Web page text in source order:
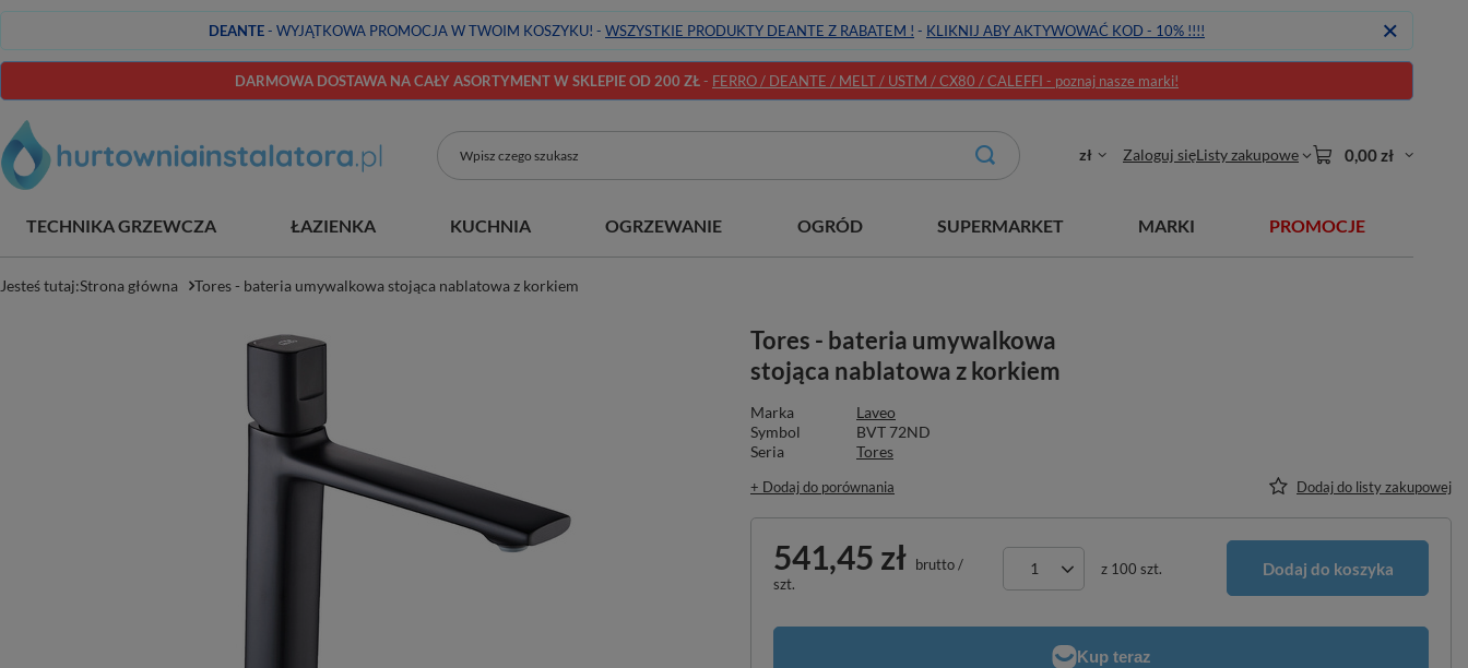
DEANTE- WYJĄTKOWA PROMOCJA W TWOIM KOSZYKU! - WSZYSTKIE PRODUKTY DEANTE Z RABATEM ! - KLIKNIJ ABY AKTYWOWAĆ KOD - 10% !!!!
DARMOWA DOSTAWA NA CAŁY ASORTYMENT W SKLEPIE OD 200 ZŁ- FERRO / DEANTE / MELT / USTM / CX80 / CALEFFI - poznaj nasze marki!
zł Zaloguj sięListy zakupowe 0,00 zł
TECHNIKA GRZEWCZA ŁAZIENKA KUCHNIA OGRZEWANIE OGRÓD SUPERMARKET MARKI PROMOCJE
Jesteś tutaj:Strona główna Tores - bateria umywalkowa stojąca nablatowa z korkiem
Tores - bateria umywalkowa
stojąca nablatowa z korkiem
Marka
Laveo
Symbol
BVT 72ND
Seria
Tores
+ Dodaj do porównania Dodaj do listy zakupowej
541,45 zł brutto/
szt.
z 100 szt. Dodaj do koszyka